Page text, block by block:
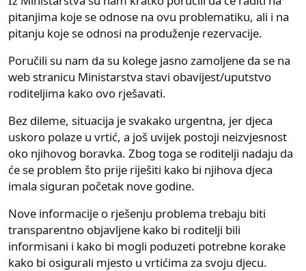
pitanjima koje se odnose na ovu problematiku, ali i na
pitanju koje se odnosi na produženje rezervacije.
Poručili su nam da su kolege jasno zamoljene da se na
web stranicu Ministarstva stavi obavijest/uputstvo
roditeljima kako ovo rješavati.
Bez dileme, situacija je svakako urgentna, jer djeca
uskoro polaze u vrtić, a još uvijek postoji neizvjesnost
oko njihovog boravka. Zbog toga se roditelji nadaju da
će se problem što prije riješiti kako bi njihova djeca
imala siguran početak nove godine.
Nove informacije o rješenju problema trebaju biti
transparentno objavljene kako bi roditelji bili
informisani i kako bi mogli poduzeti potrebne korake
kako bi osigurali mjesto u vrtićima za svoju djecu.